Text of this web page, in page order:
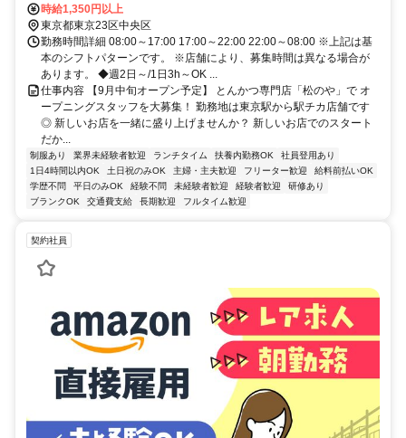
時給1,350円以上
東京都東京23区中央区
勤務時間詳細 08:00～17:00 17:00～22:00 22:00～08:00 ※上記は基
本のシフトパターンです。 ※店舗により、募集時間は異なる場合が
あります。 ◆週2日～/1日3h～OK ...
仕事内容 【9月中旬オープン予定】 とんかつ専門店「松のや」で オ
ープニングスタッフを大募集！ 勤務地は東京駅から駅チカ店舗です
◎ 新しいお店を一緒に盛り上げませんか？ 新しいお店でのスタート
だか...
制服あり 業界未経験者歓迎 ランチタイム 扶養内勤務OK
社員登用あり
1日4時間以内OK
土日祝のみOK 主婦・主夫歓迎 フリーター歓迎
給料前払いOK
学歴不問
平日のみOK 経験不問 未経験者歓迎 経験者歓迎
研修あり
ブランクOK
交通費支給 長期歓迎 フルタイム歓迎
契約社員